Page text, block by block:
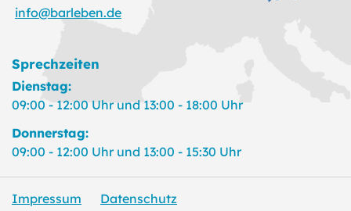
info@barleben.de
Sprechzeiten
Dienstag:
09:00 - 12:00 Uhr und 13:00 - 18:00 Uhr
Donnerstag:
09:00 - 12:00 Uhr und 13:00 - 15:30 Uhr
Impressum Datenschutz